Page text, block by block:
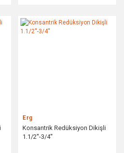
Erg
Konsantrik Redüksiyon Dikişli
1.1/2''-3/4''